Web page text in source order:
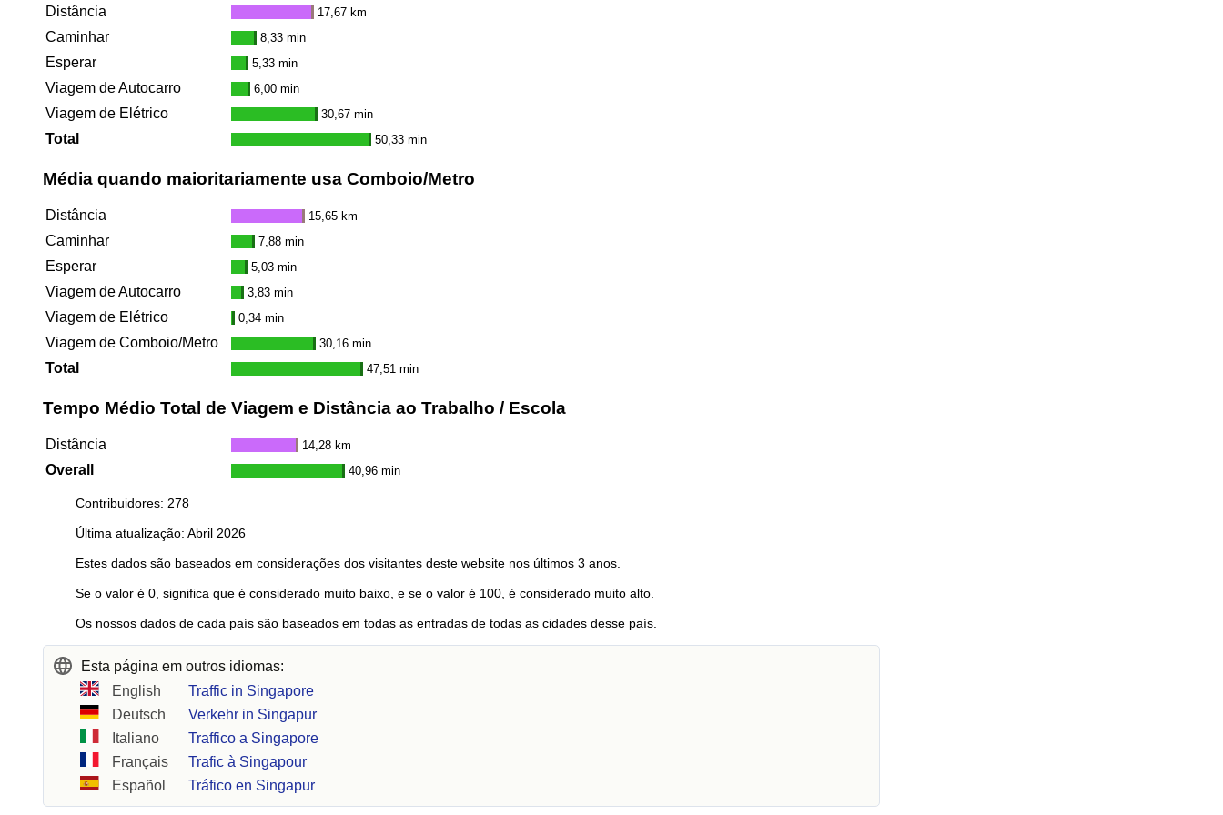
Distância 17,67 km
Caminhar 8,33 min
Esperar 5,33 min
Viagem de Autocarro 6,00 min
Viagem de Elétrico 30,67 min
Total 50,33 min
Média quando maioritariamente usa Comboio/Metro
Distância 15,65 km
Caminhar 7,88 min
Esperar 5,03 min
Viagem de Autocarro 3,83 min
Viagem de Elétrico 0,34 min
Viagem de Comboio/Metro 30,16 min
Total 47,51 min
Tempo Médio Total de Viagem e Distância ao Trabalho / Escola
Distância 14,28 km
Overall 40,96 min
Contribuidores: 278
Última atualização: Abril 2026
Estes dados são baseados em considerações dos visitantes deste website nos últimos 3 anos.
Se o valor é 0, significa que é considerado muito baixo, e se o valor é 100, é considerado muito alto.
Os nossos dados de cada país são baseados em todas as entradas de todas as cidades desse país.
Esta página em outros idiomas:
English
Traffic in Singapore
Deutsch
Verkehr in Singapur
Italiano
Traffico a Singapore
Français
Trafic à Singapour
Español
Tráfico en Singapur